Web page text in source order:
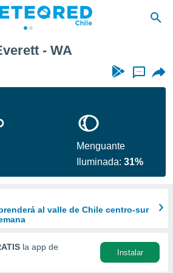
- WA
...
Menguante
Iluminada:31%
al valle de Chile centro-sur
la app de
Instalar